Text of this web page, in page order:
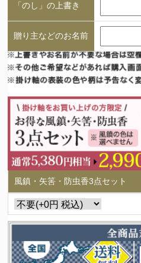
「のし」の上書き
贈り主などのお名前
風鎮・矢筈・防虫香3点セット